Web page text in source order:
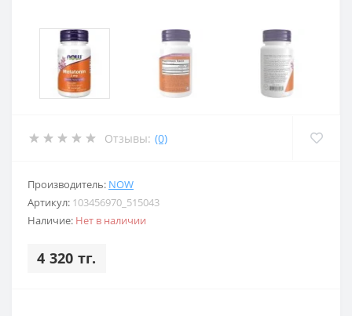
Отзывы: (0)
Производитель: NOW
Артикул: 103456970_515043
Наличие: Нет в наличии
4 320 тг.